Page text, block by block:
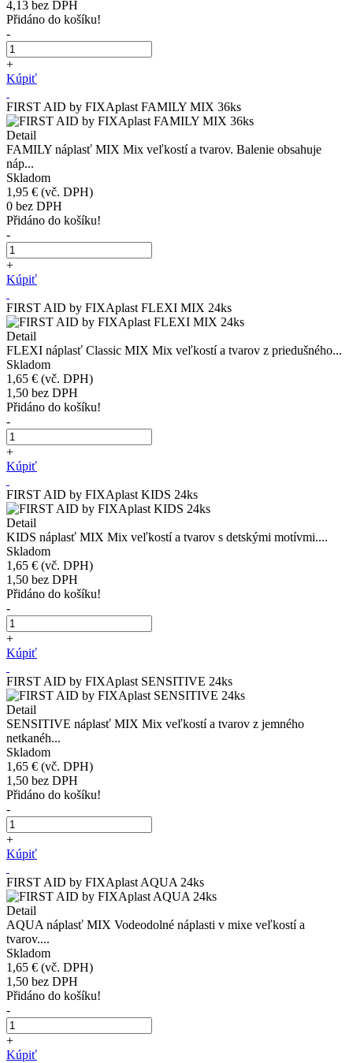
4,13 bez DPH
Přidáno do košíku!
-
+
Kúpiť
FIRST AID by FIXAplast FAMILY MIX 36ks
Detail
FAMILY náplasť MIX Mix veľkostí a tvarov. Balenie obsahuje
náp...
Skladom
1,95 € (vč. DPH)
0 bez DPH
Přidáno do košíku!
-
+
Kúpiť
FIRST AID by FIXAplast FLEXI MIX 24ks
Detail
FLEXI náplasť Classic MIX Mix veľkostí a tvarov z priedušného...
Skladom
1,65 € (vč. DPH)
1,50 bez DPH
Přidáno do košíku!
-
+
Kúpiť
FIRST AID by FIXAplast KIDS 24ks
Detail
KIDS náplasť MIX Mix veľkostí a tvarov s detskými motívmi....
Skladom
1,65 € (vč. DPH)
1,50 bez DPH
Přidáno do košíku!
-
+
Kúpiť
FIRST AID by FIXAplast SENSITIVE 24ks
Detail
SENSITIVE náplasť MIX Mix veľkostí a tvarov z jemného
netkanéh...
Skladom
1,65 € (vč. DPH)
1,50 bez DPH
Přidáno do košíku!
-
+
Kúpiť
FIRST AID by FIXAplast AQUA 24ks
Detail
AQUA náplasť MIX Vodeodolné náplasti v mixe veľkostí a
tvarov....
Skladom
1,65 € (vč. DPH)
1,50 bez DPH
Přidáno do košíku!
-
+
Kúpiť